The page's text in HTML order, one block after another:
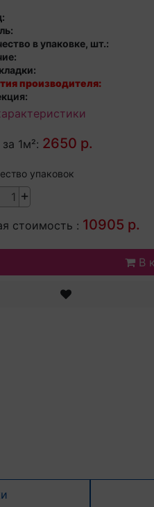
в упаковке, шт.:
производителя:
1м²: 2650 р.
упаковок
+
стоимость : 10905 р.
В